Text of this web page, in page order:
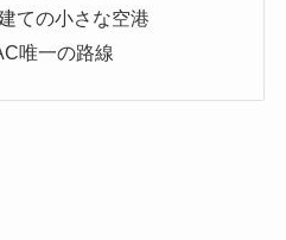
ての小さな空港
唯一の路線